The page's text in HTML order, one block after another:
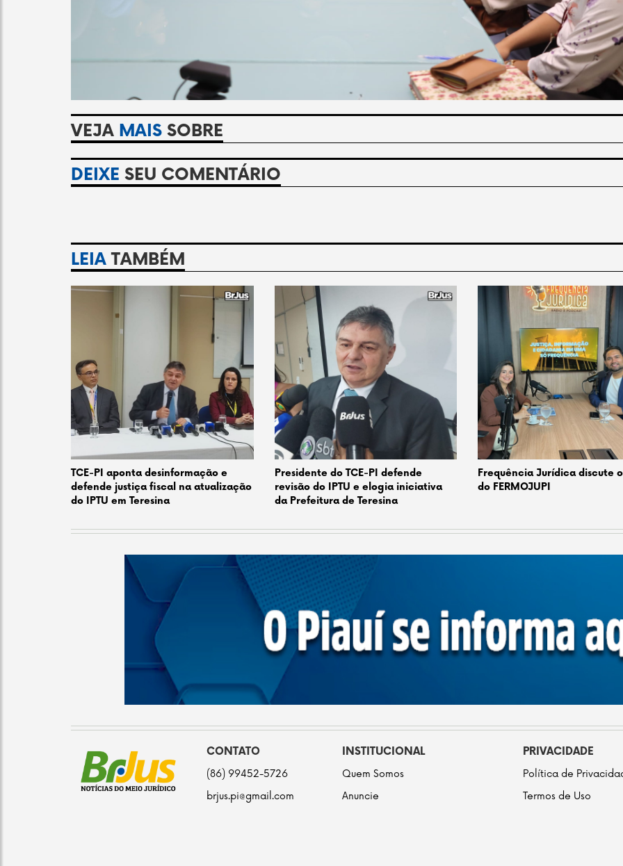
VEJA MAIS SOBRE
DEIXE SEU COMENTÁRIO
LEIA TAMBÉM
TCE-PI aponta desinformação e
defende justiça fiscal na atualização
do IPTU em Teresina
Presidente do TCE-PI defende
revisão do IPTU e elogia iniciativa
da Prefeitura de Teresina
Frequência Jurídica discute
do FERMOJUPI
CONTATO
(86) 99452-5726
brjus.pi@gmail.com
INSTITUCIONAL
Quem Somos
Anuncie
PRIVACIDADE
Política de
Termos de Uso